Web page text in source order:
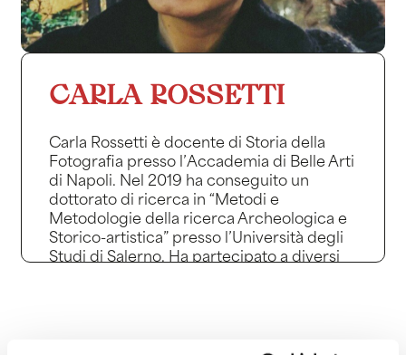
CARLA ROSSETTI
Carla Rossetti è docente di Storia della
Fotografia presso l’Accademia di Belle Arti
di Napoli. Nel 2019 ha conseguito un
dottorato di ricerca in “Metodi e
Metodologie della ricerca Archeologica e
Storico-artistica” presso l’Università degli
Studi di Salerno. Ha partecipato a diversi